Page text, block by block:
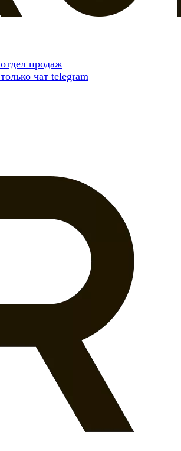
отдел продаж
только чат telegram